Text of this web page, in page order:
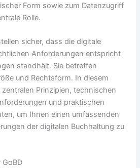
Form sowie zum Datenzugriff
Rolle.
sicher, dass die digitale
Anforderungen entspricht
standhält. Sie betreffen
und Rechtsform. In diesem
Prinzipien, technischen
und praktischen
um Ihnen einen umfassenden
der digitalen Buchhaltung zu
GoBD